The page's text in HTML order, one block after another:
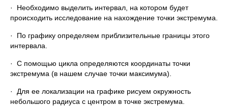
· Необходимо выделить интервал, на котором будет
происходить исследование на нахождение точки экстремума.
· По графику определяем приблизительные границы этого
интервала.
· С помощью цикла определяются координаты точки
экстремума (в нашем случае точки максимума).
· Для ее локализации на графике рисуем окружность
небольшого радиуса с центром в точке экстремума.